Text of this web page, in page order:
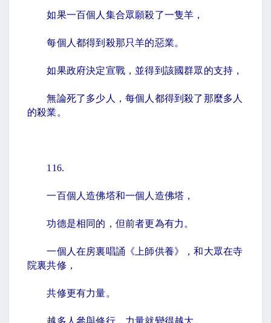
如果一百個人集合眾願殺了一隻羊，
每個人都得到殺那只羊的惡業。
如果政府決定宣戰，並得到該國群眾的支持，
無論死了多少人，每個人都得到殺了那麼多人
的殺業。
116.
一百個人造佛塔和一個人造佛塔，
功德是相同的，但前者更為有力。
一個人在房裏唱誦《上師供養》，和大眾在寺
院裏共修，
共修更有力量。